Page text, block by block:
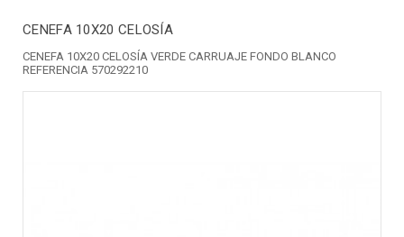
CENEFA 10X20 CELOSÍA
CENEFA 10X20 CELOSÍA VERDE CARRUAJE FONDO BLANCO
REFERENCIA 570292210